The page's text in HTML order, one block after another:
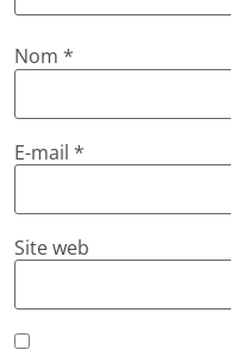
Nom*
E-mail*
Site web